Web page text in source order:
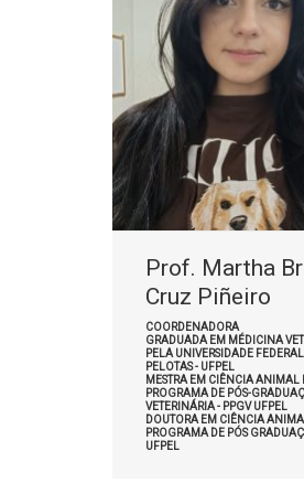
Prof. Martha
Cruz Piñeiro
COORDENADORA
GRADUADA EM MÉDICINA
PELA UNIVERSIDADE
PELOTAS - UFPEL
MESTRA EM CIÊNCIA ANIMAL
PROGRAMA DE PÓS-
VETERINÁRIA - PPGV UFPEL
DOUTORA EM CIÊNCIA
PROGRAMA DE PÓS
UFPEL